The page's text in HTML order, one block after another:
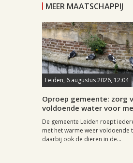
MEER MAATSCHAPPIJ
Leiden, 6 augustus 2026, 12:04
Oproep gemeente: zorg
voldoende water voor
De gemeente Leiden roept
met het warme weer voldoende
daarbij ook de dieren in de...